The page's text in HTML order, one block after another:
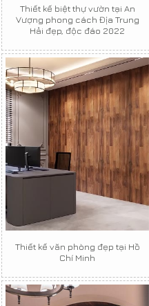
Thiết kế biệt thự vườn tại An
Vượng phong cách Địa Trung
Hải đẹp, độc đáo 2022
Thiết kế văn phòng đẹp tại Hồ
Chí Minh